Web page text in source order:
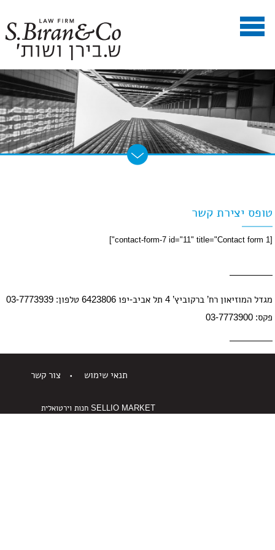
טופס יצירת קשר
[contact-form-7 id="11" title="Contact form 1"]
מגדל המוזיאון רח’ ברקוביץ’ 4 תל אביב-יפו 6423806 טלפון: 03-7773939
פקס: 03-7773900
תנאי שימוש צור קשר
SELLIO MARKET חנות וירטואלית